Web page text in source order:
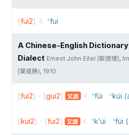
[fui2] ꜂fui
A Chinese-English
Dialect Ernest John Eitel (歐德理),
(葉道勝), 1910
[fui2] · [gui2] 又讀 ꜂fúi · ꜂kúi
[kui2] · [fui2] 又讀 ꜂k‘úi · ꜂fúi